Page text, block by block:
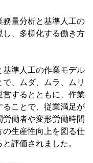
務量分析と基準人工の
、多様化する働き方
準人工の作業モデル
、ムダ、ムラ、ムリ
するとともに、作業
ことで、従業満足が
働者や変形労働時間
生産性向上を図る仕
評価されました。